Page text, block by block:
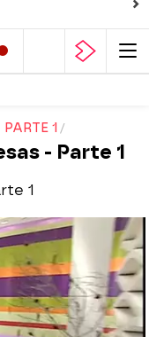
1
- Parte 1
1